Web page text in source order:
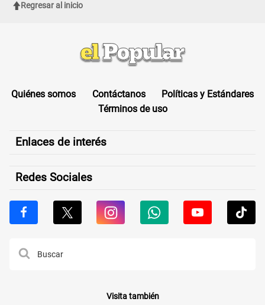
Regresar al inicio
Quiénes somos Contáctanos
Políticas y Estándares
Términos de uso
Enlaces de interés
Redes Sociales
Visita también